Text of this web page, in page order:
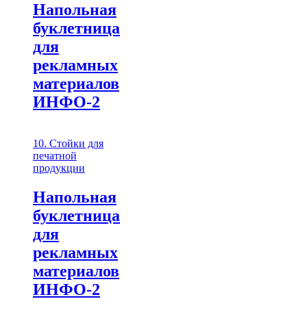
Напольная
буклетница
для
рекламных
материалов
ИНФО-2
10. Стойки для
печатной
продукции
Напольная
буклетница
для
рекламных
материалов
ИНФО-2